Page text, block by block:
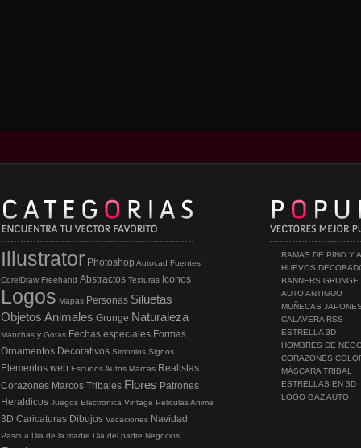
RAMAS DE PINO Y
HUEVOS
BANNERS GRUNGE
AUTO ANTIGUO
MUÑECAS
CALAVERA RSS
ESTRELLA 3D
HOMBRES DE
CORAZONES
MÁSCARA TRIBAL
ESTRELLAS EN 3D
LOGO GAZ AUTO
Illustrator Photoshop Autocad Fuentes
CorelDraw Freehand Abstractos Texturas Iconos
Logos Mapas Personas Siluetas
Objetos Animales Grunge Naturaleza
Manchas y Gotas Fechas especiales Formas
Ornamentos Decorativos Simbolos Signos
Elementos web EscudosAutos Marcas Realistas
Corazones Marcos Tribales Flores Patrones
Heraldicos Juegos Electronica Vintage PeliculasAnime
3D Caricaturas Dibujos Vacaciones Navidad
Pascua Dia de la madre Dia del padre Negocios